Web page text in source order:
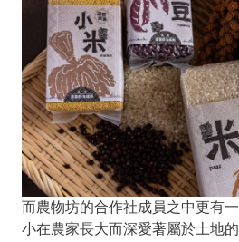
而農物坊的合作社成員之中更有
小在農家長大而深愛著屬於土地